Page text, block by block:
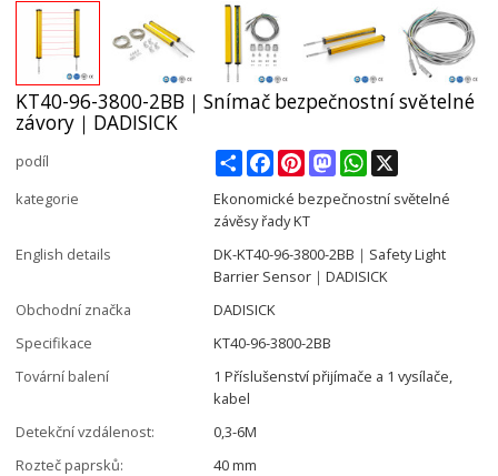
KT40-96-3800-2BB｜Snímač bezpečnostní světelné
závory｜DADISICK
podíl ShareFacebookPinterestMastodonWhatsApp
kategorie
Ekonomické bezpečnostní světelné
závěsy řady KT
English details
DK-KT40-96-3800-2BB｜Safety Light
Barrier Sensor｜DADISICK
Obchodní značka
DADISICK
Specifikace
KT40-96-3800-2BB
Tovární balení
1 Příslušenství přijímače a 1 vysílače,
kabel
Detekční vzdálenost:
0,3-6M
Rozteč paprsků:
40 mm